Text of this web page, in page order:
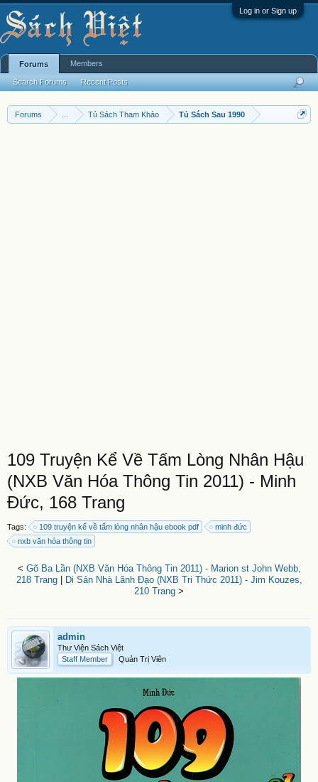
Log in or Sign up
Forums Tủ Sách Tham Khảo Tủ Sách Sau 1990
109 Truyện Kể Về Tấm Lòng Nhân Hậu
(NXB Văn Hóa Thông Tin 2011) - Minh
Đức, 168 Trang
Tags: 109 truyện kể về tấm lòng nhân hậu ebook pdf
minh đức
nxb văn hóa thông tin
< Gõ Ba Lần (NXB Văn Hóa Thông Tin 2011) - Marion st John Webb,
218 Trang|
Di Sản Nhà Lãnh Đạo (NXB Tri Thức 2011) - Jim Kouzes,
210 Trang >
admin
Thư Viện Sách Việt
Staff Member
Quản Trị Viên
Forums
Search Forums Recent Posts
Members